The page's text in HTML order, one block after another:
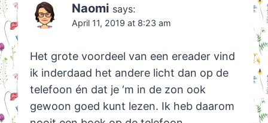
Naomi says:
April 11, 2019 at 8:23 am
Het grote voordeel van een ereader vind
ik inderdaad het andere licht dan op de
telefoon én dat je ‘m in de zon ook
gewoon goed kunt lezen. Ik heb daarom